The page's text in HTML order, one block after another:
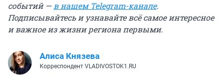
событий — в нашем Telegram-канале.
Подписывайтесь и узнавайте всё самое интересное
и важное из жизни региона первыми.
Алиса Князева
Корреспондент VLADIVOSTOK1.RU